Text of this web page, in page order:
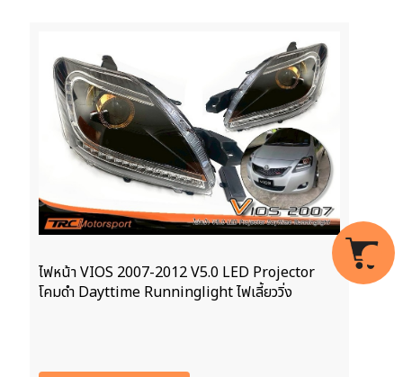
ไฟหน้า VIOS 2007-2012 V5.0 LED Projector
โคมดำ Dayttime Runninglight ไฟเลี้ยววิ่ง